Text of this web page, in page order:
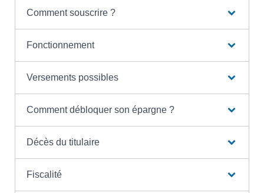
Comment souscrire ?
Fonctionnement
Versements possibles
Comment débloquer son épargne ?
Décès du titulaire
Fiscalité